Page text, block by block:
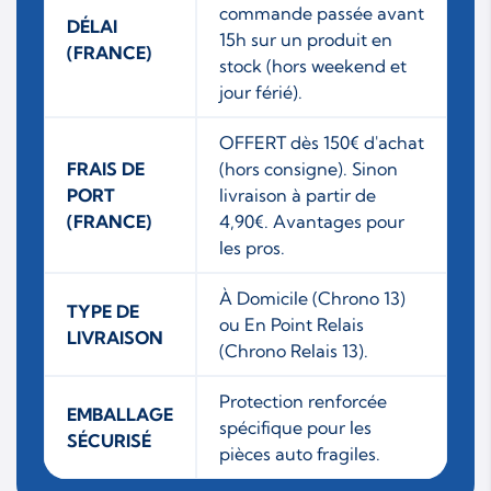
DÉLAI
(FRANCE)
commande passée avant
15h sur un produit en
stock (hors weekend et
jour férié).
FRAIS DE
PORT
(FRANCE)
OFFERT dès 150€ d'achat
(hors consigne). Sinon
livraison à partir de
4,90€. Avantages pour
les pros.
TYPE DE
LIVRAISON
À Domicile (Chrono 13)
ou En Point Relais
(Chrono Relais 13).
EMBALLAGE
SÉCURISÉ
Protection renforcée
spécifique pour les
pièces auto fragiles.